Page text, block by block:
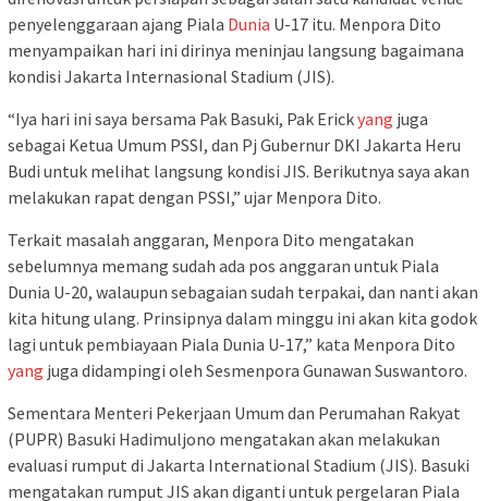
penyelenggaraan ajang Piala Dunia U-17 itu. Menpora Dito
menyampaikan hari ini dirinya meninjau langsung bagaimana
kondisi Jakarta Internasional Stadium (JIS).
“Iya hari ini saya bersama Pak Basuki, Pak Erickyang juga
sebagai Ketua Umum PSSI, dan Pj Gubernur DKI Jakarta Heru
Budi untuk melihat langsung kondisi JIS. Berikutnya saya akan
melakukan rapat dengan PSSI,” ujar Menpora Dito.
Terkait masalah anggaran, Menpora Dito mengatakan
sebelumnya memang sudah ada pos anggaran untuk Piala
Dunia U-20, walaupun sebagaian sudah terpakai, dan nanti akan
kita hitung ulang. Prinsipnya dalam minggu ini akan kita godok
lagi untuk pembiayaan Piala Dunia U-17,” kata Menpora Dito
yang juga didampingi oleh Sesmenpora Gunawan Suswantoro.
Sementara Menteri Pekerjaan Umum dan Perumahan Rakyat
(PUPR) Basuki Hadimuljono mengatakan akan melakukan
evaluasi rumput di Jakarta International Stadium (JIS). Basuki
mengatakan rumput JIS akan diganti untuk pergelaran Piala